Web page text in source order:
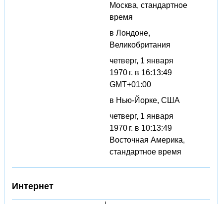
Москва, стандартное
время
в Лондоне,
Великобритания
четверг, 1 января
1970 г. в 16:13:49
GMT+01:00
в Нью-Йорке, США
четверг, 1 января
1970 г. в 10:13:49
Восточная Америка,
стандартное время
Интернет